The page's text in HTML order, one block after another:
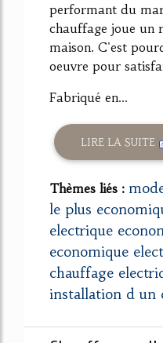
performant du
chauffage joue un
maison. C'est
oeuvre pour
Fabriqué en...
LIRE LA SUITE
Thèmes liés :
le plus
electrique
economique
chauffage
installation d un